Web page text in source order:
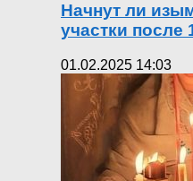
Начнут ли
участки после
01.02.2025 14:03